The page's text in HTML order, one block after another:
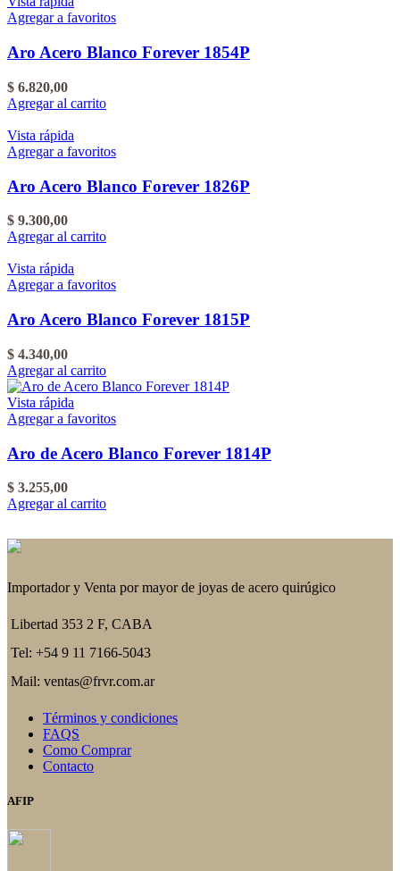
Agregar a favoritos
Aro Acero Blanco Forever 1854P
$ 6.820,00
Agregar al carrito
Vista rápida
Agregar a favoritos
Aro Acero Blanco Forever 1826P
$ 9.300,00
Agregar al carrito
Vista rápida
Agregar a favoritos
Aro Acero Blanco Forever 1815P
$ 4.340,00
Agregar al carrito
Vista rápida
Agregar a favoritos
Aro de Acero Blanco Forever 1814P
$ 3.255,00
Agregar al carrito
Importador y Venta por mayor de joyas de acero quirúgico
Libertad 353 2 F, CABA
Tel: +54 9 11 7166-5043
Mail: ventas@frvr.com.ar
Términos y condiciones
FAQS
Como Comprar
Contacto
AFIP